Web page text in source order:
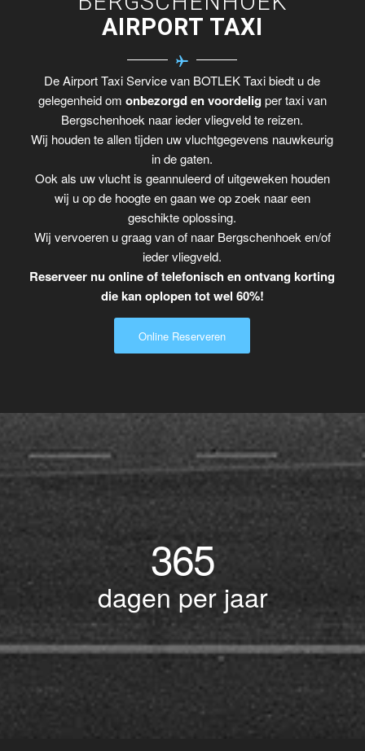
AIRPORT TAXI
De Airport Taxi Service van BOTLEK Taxi biedt u de
gelegenheid om onbezorgd en voordelig per taxi van
Bergschenhoek naar ieder vliegveld te reizen.
Wij houden te allen tijden uw vluchtgegevens nauwkeurig
in de gaten.
Ook als uw vlucht is geannuleerd of uitgeweken houden
wij u op de hoogte en gaan we op zoek naar een
geschikte oplossing.
Wij vervoeren u graag van of naar Bergschenhoek en/of
ieder vliegveld.
Reserveer nu online of telefonisch en ontvang korting
die kan oplopen tot wel 60%!
Online Reserveren
365
dagen per jaar